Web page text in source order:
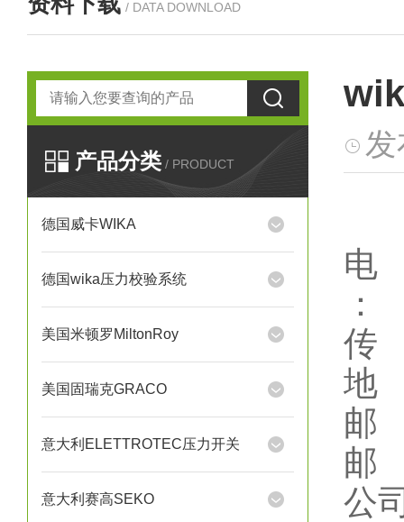
/ DATA DOWNLOAD
产品分类 / PRODUCT
德国威卡WIKA
德国wika压力校验系统
美国米顿罗MiltonRoy
美国固瑞克GRACO
意大利ELETTROTEC压力开关
意大利赛高SEKO
电
：
传
地
邮
公